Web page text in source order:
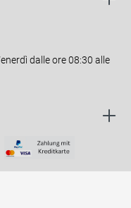
dalle ore 08:30 alle